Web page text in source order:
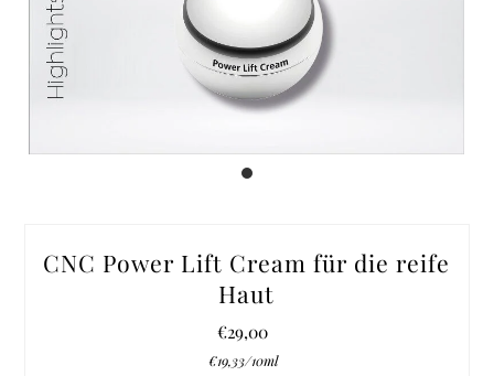
CNC Power Lift Cream für die reife
Haut
Regulärer
Preis
€29,00
Stückpreis
€19,33/pro
10ml